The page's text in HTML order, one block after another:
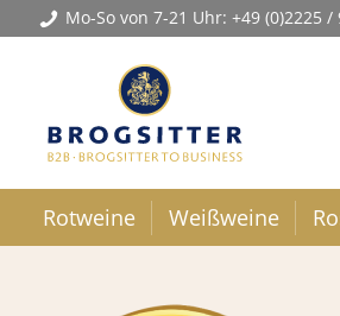
Mo-So von 7-21 Uhr: +49 (0)2225 /
Rotweine Weißweine